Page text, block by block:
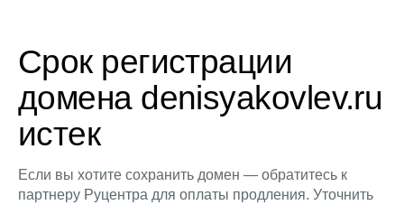
Срок регистрации
домена denisyakovlev.ru
истек
Если вы хотите сохранить домен — обратитесь к
партнеру Руцентра для оплаты продления. Уточнить